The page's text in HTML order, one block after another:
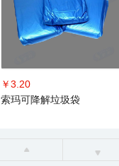
￥3.20
索玛可降解垃圾袋